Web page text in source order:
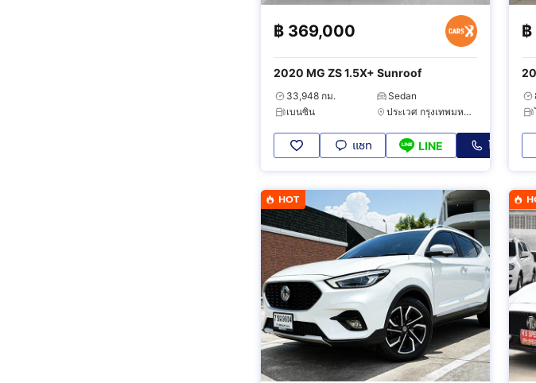
฿ 369,000
2020 MG ZS 1.5X+ Sunroof
33,948 กม.
Sedan
เบนซิน
ประเวศ กรุงเทพมหานคร
แชท LINE โทร
฿
HOT